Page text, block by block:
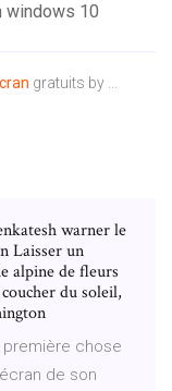
windows 10
gratuits by ...
warner le
Laisser un
alpine de fleurs
du soleil,
chose
de son